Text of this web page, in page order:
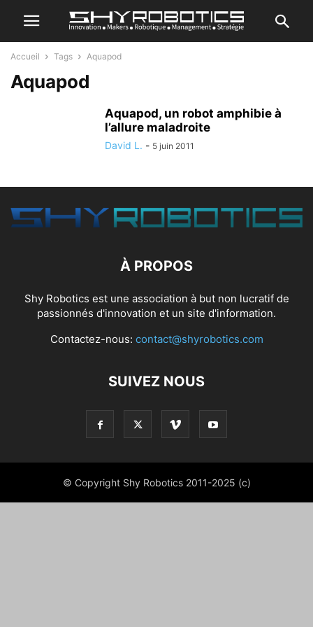
Accueil Tags Aquapod
Aquapod
Aquapod, un robot amphibie à
l’allure maladroite
David L. - 5 juin 2011
À PROPOS
Shy Robotics est une association à but non lucratif de
passionnés d'innovation et un site d'information.
Contactez-nous: contact@shyrobotics.com
SUIVEZ NOUS
© Copyright Shy Robotics 2011-2025 (c)